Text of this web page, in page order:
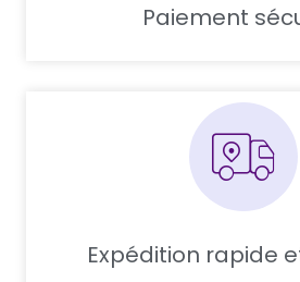
Paiement
Expédition rapide